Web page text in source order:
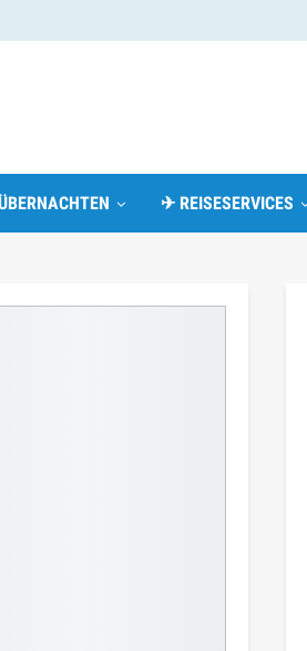
✈ REISESERVICES